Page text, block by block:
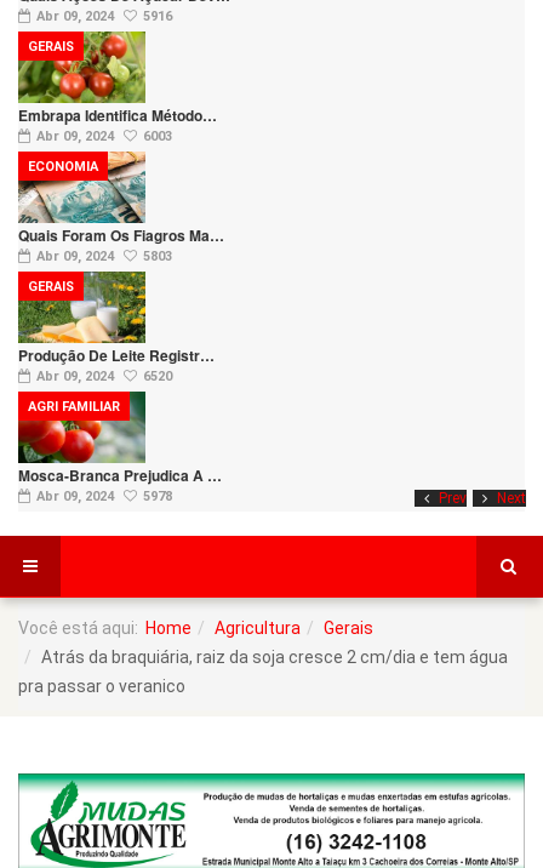
Prev Next
Abr 09, 2024 5916
Embrapa Identifica Método…
Abr 09, 2024 6003
GERAIS
Quais Foram Os Fiagros Ma…
Abr 09, 2024 5803
ECONOMIA
Produção De Leite Registr…
Abr 09, 2024 6520
GERAIS
Mosca-Branca Prejudica A …
Abr 09, 2024 5978
AGRI FAMILIAR
Você está aqui: Home Agricultura
Gerais
Atrás da braquiária, raiz da soja cresce 2 cm/dia e tem água
pra passar o veranico